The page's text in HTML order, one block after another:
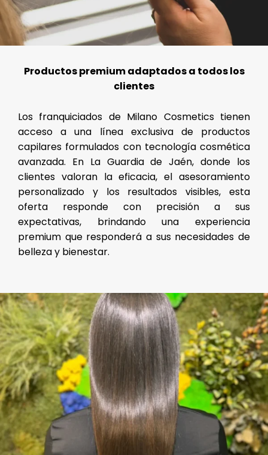
Productos premium adaptados a todos los
clientes
Los franquiciados de Milano Cosmetics tienen
acceso a una línea exclusiva de productos
capilares formulados con tecnología cosmética
avanzada. En La Guardia de Jaén, donde los
clientes valoran la eficacia, el asesoramiento
personalizado y los resultados visibles, esta
oferta responde con precisión a sus
expectativas, brindando una experiencia
premium que responderá a sus necesidades de
belleza y bienestar.